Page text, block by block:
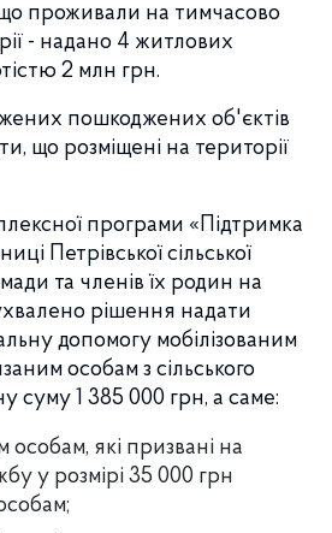
проживали на тимчасово
- надано 4 житлових
2 млн грн.
пошкоджених об'єктів
що розміщені на території
програми «Підтримка
Петрівської сільської
та членів їх родин на
рішення надати
допомогу мобілізованим
особам з сільського
суму 1 385 000 грн, а саме:
особам, які призвані на
у розмірі 35 000 грн